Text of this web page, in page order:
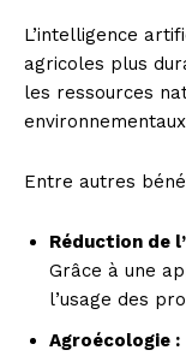
L’intelligence
agricoles plus
les ressources
Entre autres
Réduction de
Grâce à une
l’usage des
Agroécologie :